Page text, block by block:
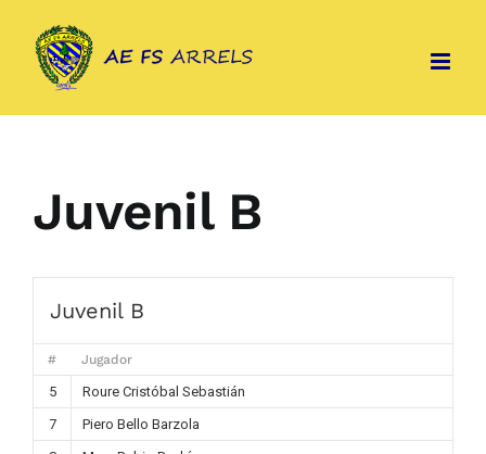
content
Juvenil B
Juvenil B
# Jugador
5
Roure Cristóbal Sebastián
7
Piero Bello Barzola